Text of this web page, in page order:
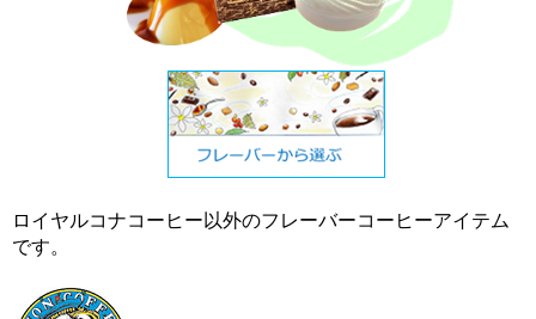
ロイヤルコナコーヒー以外のフレーバーコーヒーアイテム
です。